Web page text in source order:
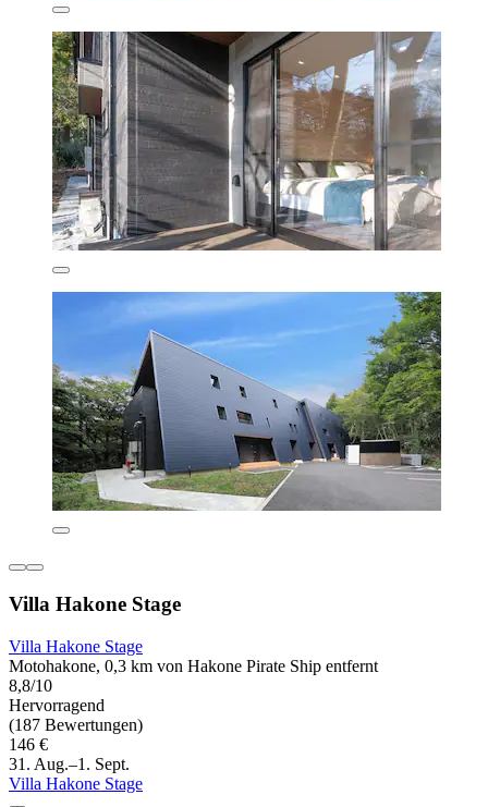
Villa Hakone Stage
Villa Hakone Stage
Motohakone, 0,3 km von Hakone Pirate Ship entfernt
8,8/10
Hervorragend
(187 Bewertungen)
146 €
31. Aug.–1. Sept.
Villa Hakone Stage